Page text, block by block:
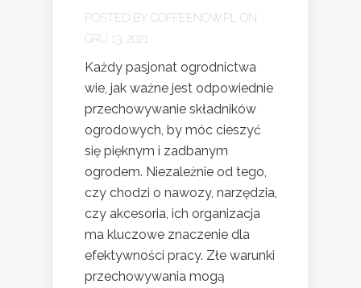
POSTED BY COFFEENOW.PL
ON
GRU 13, 2021
Każdy pasjonat ogrodnictwa
wie, jak ważne jest odpowiednie
przechowywanie składników
ogrodowych, by móc cieszyć
się pięknym i zadbanym
ogrodem. Niezależnie od tego,
czy chodzi o nawozy, narzędzia,
czy akcesoria, ich organizacja
ma kluczowe znaczenie dla
efektywności pracy. Złe warunki
przechowywania mogą